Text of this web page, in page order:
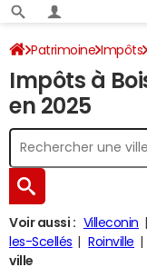
Patrimoine Impôts
Impôt sur le revenu
Impôts à
en 2025
Voir aussi : Villeconin
les-Scellés
Roinville
ville